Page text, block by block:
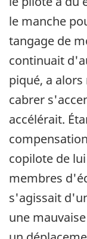
le manche
tangage de
continuait
piqué, a
cabrer
accélérait.
copilote de
membres
s'agissait
une